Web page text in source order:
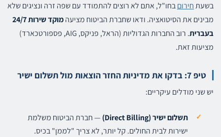
בשעתחירוםבחו"ל, אתם לא רוצים להתמודד עם שפה זרה ונציגים שלא
מבינים את הסיטואציה. ודאו שחברת הביטוח מציעה
מוקד שירות 24/7
בעברית
. רוב החברות הגדוליות (הראל, פניקס, AIG, פספורטכארד)
מציעות זאת.
טיפ 7: בדקו את מדיניות החזר הוצאות מול תשלום ישיר
יש שני מודלים עיקריים:
תשלום ישיר (Direct Billing)
— חברת הביטוח משלמת
ישירות לבית החולים. קל יותר, לא צריך "לממן" בכיס.